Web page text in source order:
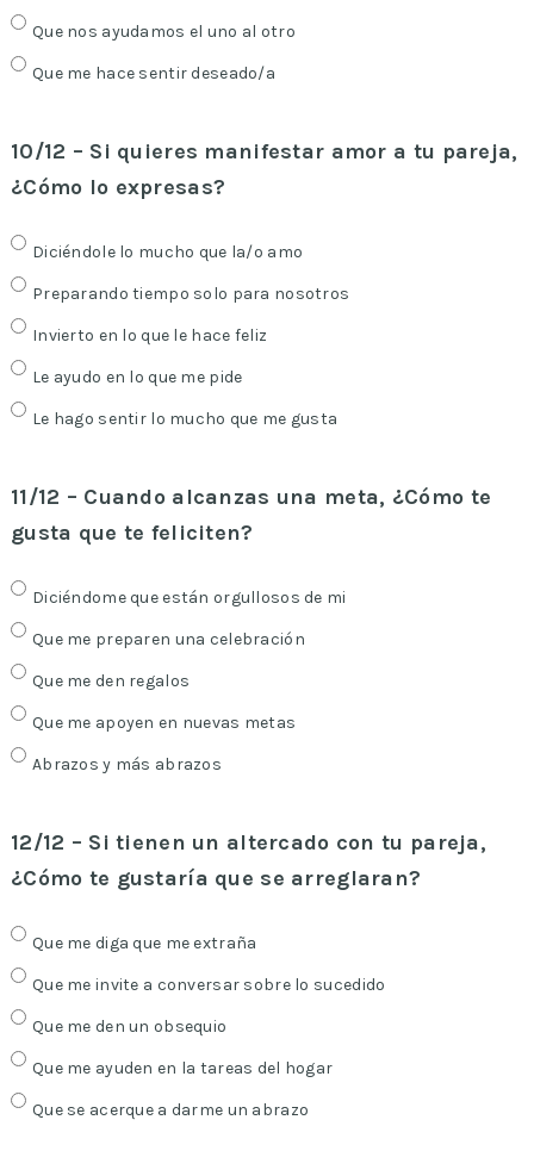
Que nos ayudamos el uno al otro
Que me hace sentir deseado/a
10/12 – Si quieres manifestar amor a tu pareja,
¿Cómo lo expresas?
Diciéndole lo mucho que la/o amo
Preparando tiempo solo para nosotros
Invierto en lo que le hace feliz
Le ayudo en lo que me pide
Le hago sentir lo mucho que me gusta
11/12 – Cuando alcanzas una meta, ¿Cómo te
gusta que te feliciten?
Diciéndome que están orgullosos de mi
Que me preparen una celebración
Que me den regalos
Que me apoyen en nuevas metas
Abrazos y más abrazos
12/12 – Si tienen un altercado con tu pareja,
¿Cómo te gustaría que se arreglaran?
Que me diga que me extraña
Que me invite a conversar sobre lo sucedido
Que me den un obsequio
Que me ayuden en la tareas del hogar
Que se acerque a darme un abrazo